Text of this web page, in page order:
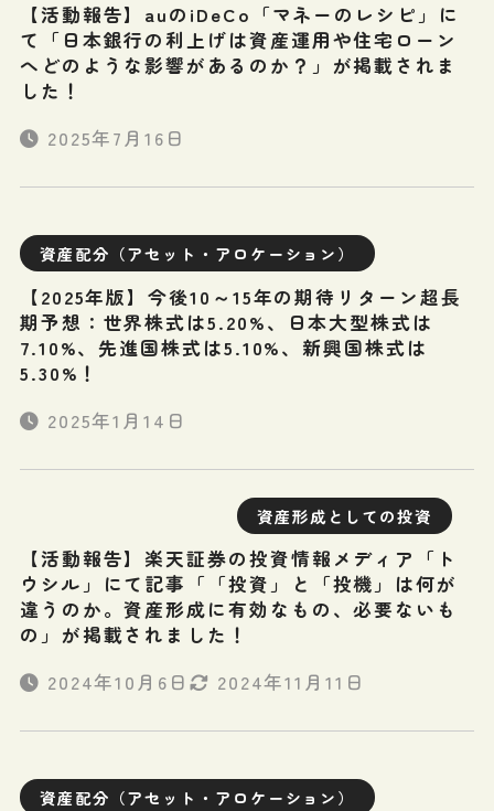
【活動報告】auのiDeCo「マネーのレシピ」に
て「日本銀行の利上げは資産運用や住宅ローン
へどのような影響があるのか？」が掲載されま
した！
2025年7月16日
資産配分（アセット・アロケーション）
【2025年版】今後10～15年の期待リターン超長
期予想：世界株式は5.20%、日本大型株式は
7.10%、先進国株式は5.10%、新興国株式は
5.30%！
2025年1月14日
資産形成としての投資
【活動報告】楽天証券の投資情報メディア「ト
ウシル」にて記事「「投資」と「投機」は何が
違うのか。資産形成に有効なもの、必要ないも
の」が掲載されました！
2024年10月6日
2024年11月11日
資産配分（アセット・アロケーション）